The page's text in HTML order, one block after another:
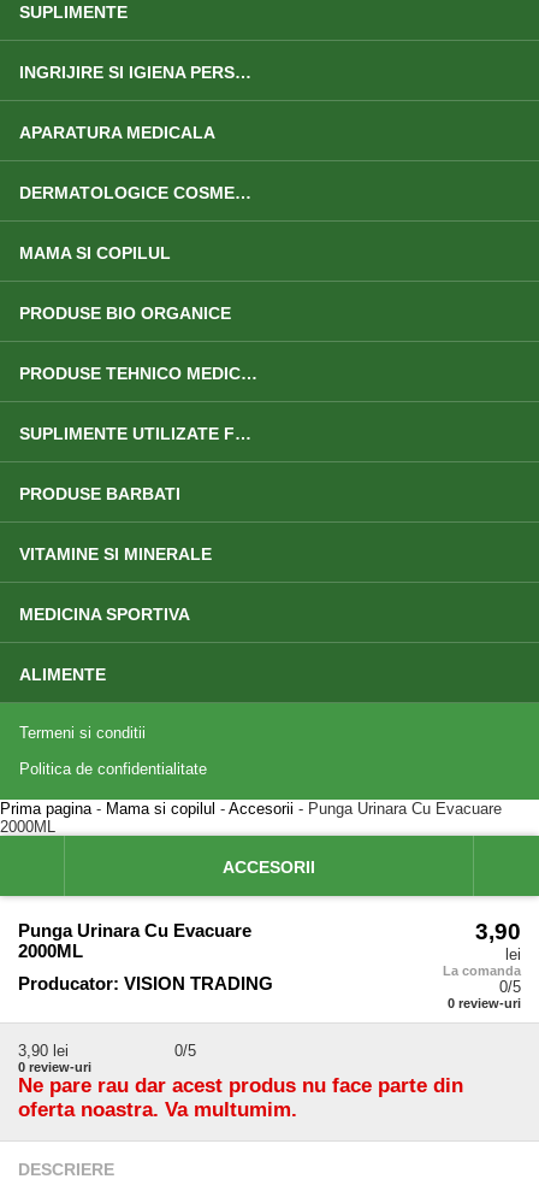
SUPLIMENTE
INGRIJIRE SI IGIENA PERSONALA
APARATURA MEDICALA
DERMATOLOGICE COSMETICE
MAMA SI COPILUL
PRODUSE BIO ORGANICE
PRODUSE TEHNICO MEDICALE
SUPLIMENTE UTILIZATE FRECVENT
PRODUSE BARBATI
VITAMINE SI MINERALE
MEDICINA SPORTIVA
ALIMENTE
Termeni si conditii
Politica de confidentialitate
Prima pagina- Mama si copilul - Accesorii - Punga Urinara Cu Evacuare
2000ML
ACCESORII
Punga Urinara Cu Evacuare
2000ML
Producator: VISION TRADING
3,90
lei
La comanda
0/5
0 review-uri
3,90 lei 0/5
0 review-uri
Ne pare rau dar acest produs nu face parte din
oferta noastra. Va multumim.
DESCRIERE